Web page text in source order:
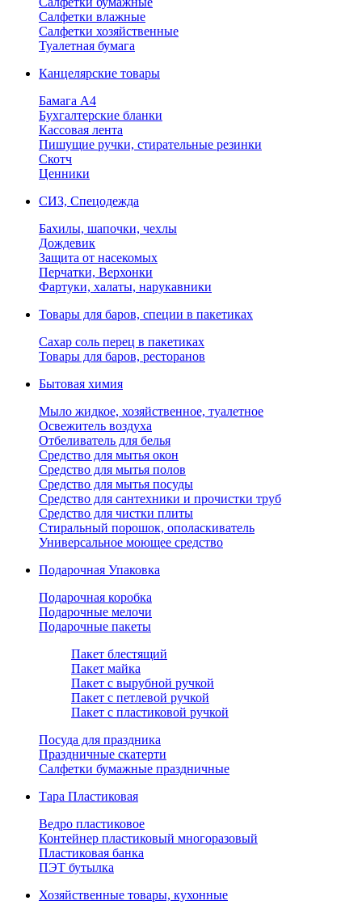
Салфетки влажные
Салфетки хозяйственные
Туалетная бумага
Канцелярские товары
Бамага А4
Бухгалтерские бланки
Кассовая лента
Пишущие ручки, стирательные резинки
Скотч
Ценники
СИЗ, Спецодежда
Бахилы, шапочки, чехлы
Дождевик
Защита от насекомых
Перчатки, Верхонки
Фартуки, халаты, нарукавники
Товары для баров, специи в пакетиках
Сахар соль перец в пакетиках
Товары для баров, ресторанов
Бытовая химия
Мыло жидкое, хозяйственное, туалетное
Освежитель воздуха
Отбеливатель для белья
Средство для мытья окон
Средство для мытья полов
Средство для мытья посуды
Средство для сантехники и прочистки труб
Средство для чистки плиты
Стиральный порошок, ополаскиватель
Универсальное моющее средство
Подарочная Упаковка
Подарочная коробка
Подарочные мелочи
Подарочные пакеты
Пакет блестящий
Пакет майка
Пакет с вырубной ручкой
Пакет с петлевой ручкой
Пакет с пластиковой ручкой
Посуда для праздника
Праздничные скатерти
Салфетки бумажные праздничные
Тара Пластиковая
Ведро пластиковое
Контейнер пластиковый многоразовый
Пластиковая банка
ПЭТ бутылка
Хозяйственные товары, кухонные